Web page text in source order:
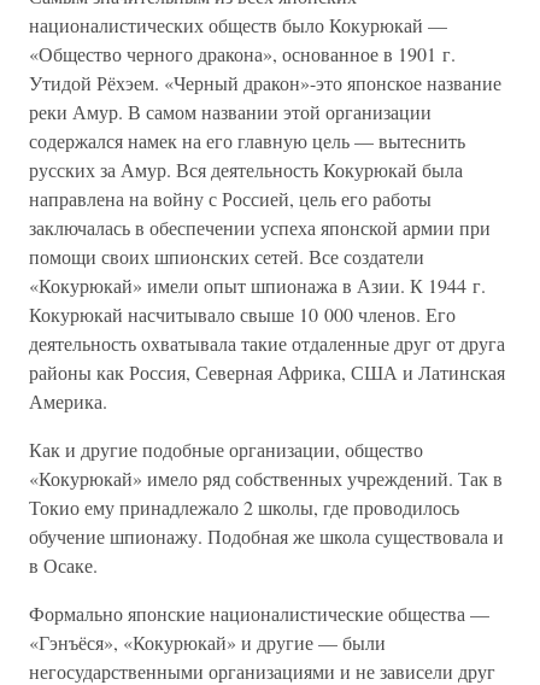
националистических обществ было Кокурюкай —
«Общество черного дракона», основанное в 1901 г.
Утидой Рёхэем. «Черный дракон»-это японское название
реки Амур. В самом названии этой организации
содержался намек на его главную цель — вытеснить
русских за Амур. Вся деятельность Кокурюкай была
направлена на войну с Россией, цель его работы
заключалась в обеспечении успеха японской армии при
помощи своих шпионских сетей. Все создатели
«Кокурюкай» имели опыт шпионажа в Азии. К 1944 г.
Кокурюкай насчитывало свыше 10 000 членов. Его
деятельность охватывала такие отдаленные друг от друга
районы как Россия, Северная Африка, США и Латинская
Америка.
Как и другие подобные организации, общество
«Кокурюкай» имело ряд собственных учреждений. Так в
Токио ему принадлежало 2 школы, где проводилось
обучение шпионажу. Подобная же школа существовала и
в Осаке.
Формально японские националистические общества —
«Гэнъёся», «Кокурюкай» и другие — были
негосударственными организациями и не зависели друг